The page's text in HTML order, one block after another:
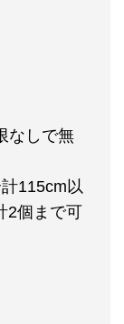
なしで無
115cm以
2個まで可